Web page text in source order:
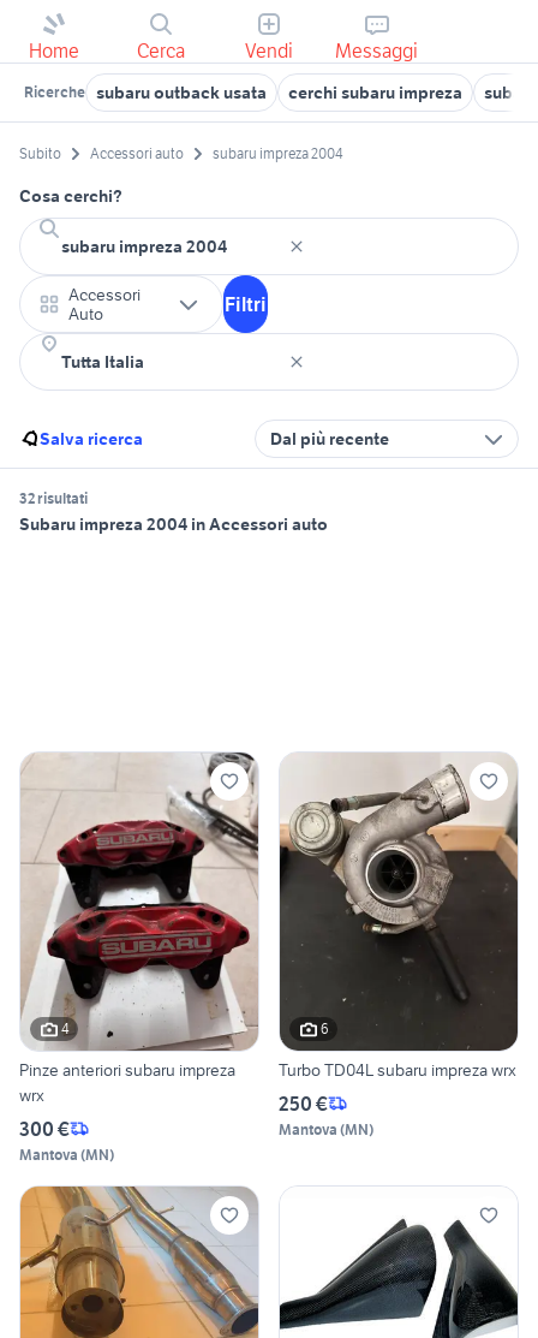
Home Cerca Vendi Messaggi
Ricerche subaru outback usata cerchi subaru impreza
Subito Accessori auto subaru impreza 2004
Cosa cerchi?
Accessori
Auto
Filtri
Salva ricerca Dal più recente
32 risultati
Subaru impreza 2004 in Accessori auto
4
Pinze anteriori subaru impreza
wrx
300 €
Mantova (MN)
6
Turbo TD04L subaru impreza wrx
250 €
Mantova (MN)